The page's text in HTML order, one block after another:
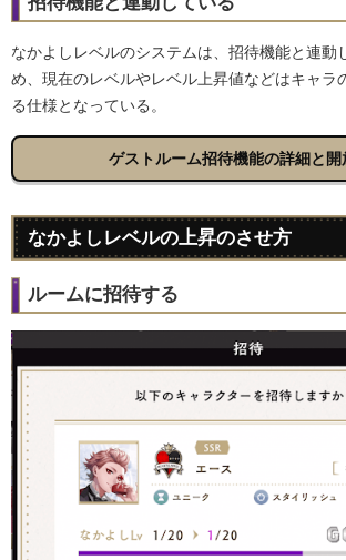
なかよしレベルのシステムは、招待機能と連動
め、現在のレベルやレベル上昇値などはキャラ
る仕様となっている。
ゲストルーム招待機能の詳細と開
なかよしレベルの上昇のさせ方
ルームに招待する